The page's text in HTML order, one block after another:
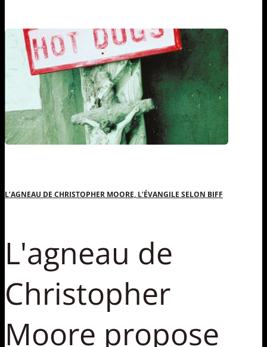
L’AGNEAU DE CHRISTOPHER MOORE, L’ÉVANGILE SELON BIFF
L'agneau de
Christopher
Moore propose